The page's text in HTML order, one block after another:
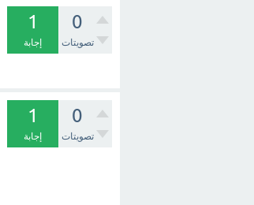
0
تصويتات
1
إجابة
0
تصويتات
1
إجابة